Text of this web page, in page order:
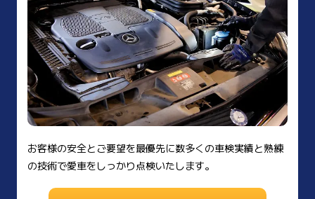
お客様の安全とご要望を最優先に数多くの車検実績と熟練
の技術で愛車をしっかり点検いたします。